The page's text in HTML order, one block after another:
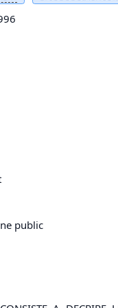
public